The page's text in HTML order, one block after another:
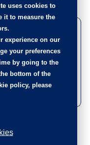
uses cookies to
it to measure the
experience on our
your preferences
by going to the
bottom of the
policy, please